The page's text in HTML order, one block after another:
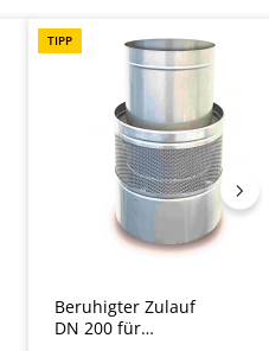
TIPP
Beruhigter Zulauf
DN 200 für